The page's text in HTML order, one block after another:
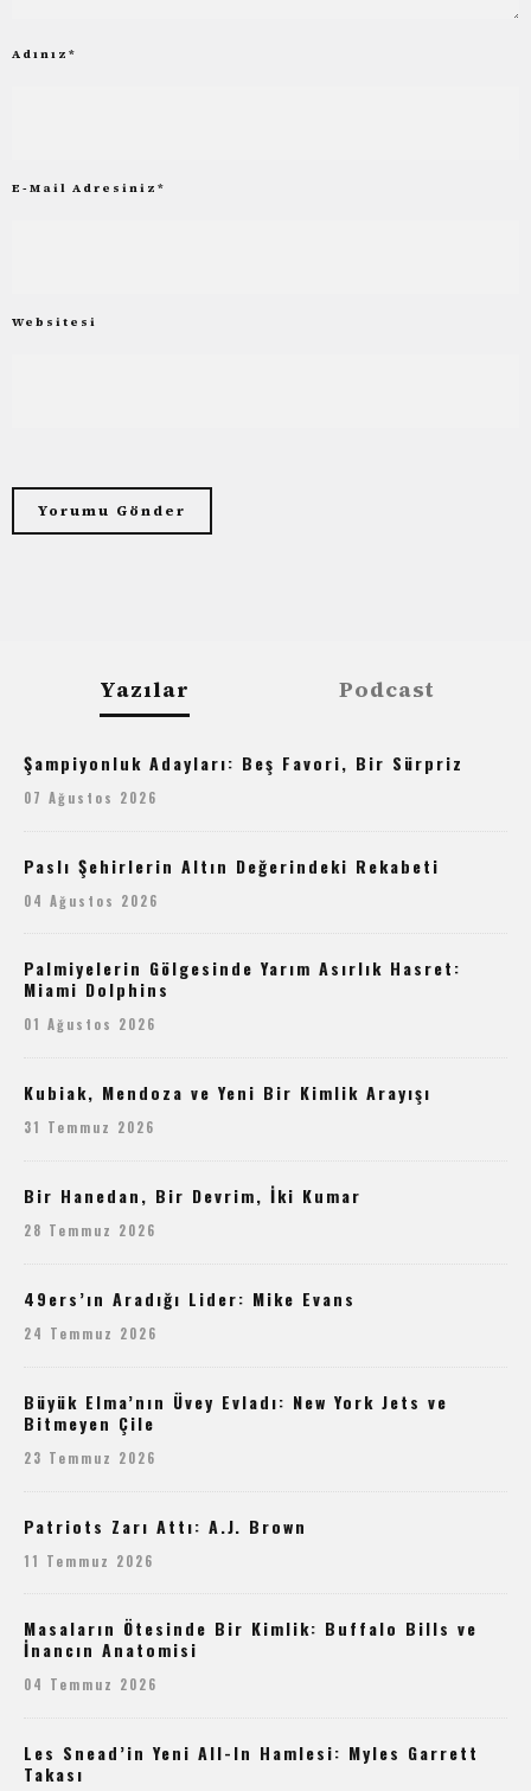
Adınız *
E-Mail Adresiniz *
Websitesi
Yazılar Podcast
Şampiyonluk Adayları: Beş Favori, Bir Sürpriz
07 Ağustos 2026
Paslı Şehirlerin Altın Değerindeki Rekabeti
04 Ağustos 2026
Palmiyelerin Gölgesinde Yarım Asırlık Hasret:
Miami Dolphins
01 Ağustos 2026
Kubiak, Mendoza ve Yeni Bir Kimlik Arayışı
31 Temmuz 2026
Bir Hanedan, Bir Devrim, İki Kumar
28 Temmuz 2026
49ers’ın Aradığı Lider: Mike Evans
24 Temmuz 2026
Büyük Elma’nın Üvey Evladı: New York Jets ve
Bitmeyen Çile
23 Temmuz 2026
Patriots Zarı Attı: A.J. Brown
11 Temmuz 2026
Masaların Ötesinde Bir Kimlik: Buffalo Bills ve
İnancın Anatomisi
04 Temmuz 2026
Les Snead’in Yeni All-In Hamlesi: Myles Garrett
Takası